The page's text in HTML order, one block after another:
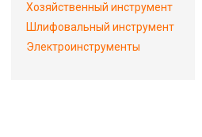
Хозяйственный инструмент
Шлифовальный инструмент
Электроинструменты